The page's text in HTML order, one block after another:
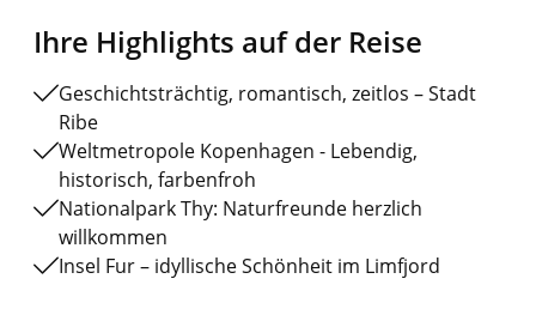
Ihre Highlights auf der Reise
Geschichtsträchtig, romantisch, zeitlos – Stadt
Ribe
Weltmetropole Kopenhagen - Lebendig,
historisch, farbenfroh
Nationalpark Thy: Naturfreunde herzlich
willkommen
Insel Fur – idyllische Schönheit im Limfjord